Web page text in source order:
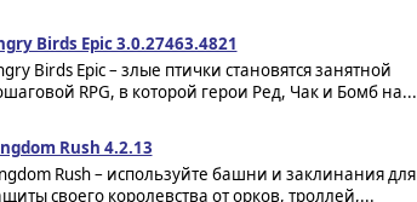
Birds Epic 3.0.27463.4821
Birds Epic – злые птички становятся занятной
RPG, в которой герои Ред, Чак и Бомб на...
Rush 4.2.13
Rush – используйте башни и заклинания для
своего королевства от орков, троллей,...